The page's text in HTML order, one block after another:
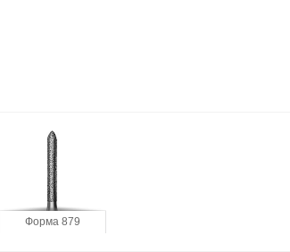
Форма 879